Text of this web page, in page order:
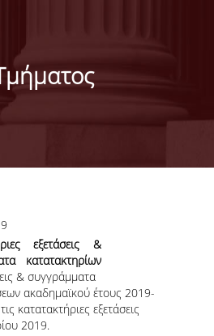
ΤΜΗΜΑΤΟΣ
ΑΠΟΦΟΙΤΩΝ
ΔΥΝΑΜΙΚΟ
/ ΕΡΕΥΝΗΤΙΚΟΙ
εξετάσεις &
κατατακτηρίων
έτους
& συγγράμματα
ακαδημαϊκού έτους 2019-
κατατακτήριες εξετάσεις
2019.